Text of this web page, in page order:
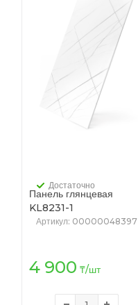
Панель глянцевая
KL8231-1
2,5*1220*2800мм
Достаточно
Артикул: 00000048397
4 900 ₸/шт